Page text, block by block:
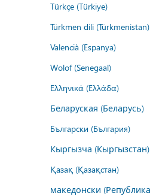
Türkçe (Türkiye)
Türkmen dili (Türkmenistan)
Valencià (Espanya)
Wolof (Senegaal)
Ελληνικά (Ελλάδα)
Беларуская (Беларусь)
Български (България)
Кыргызча (Кыргызстан)
Қазақ (Қазақстан)
македонски